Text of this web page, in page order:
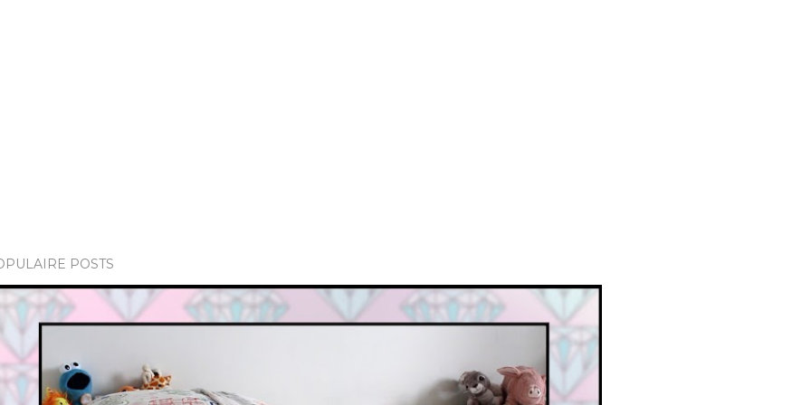
POSTS